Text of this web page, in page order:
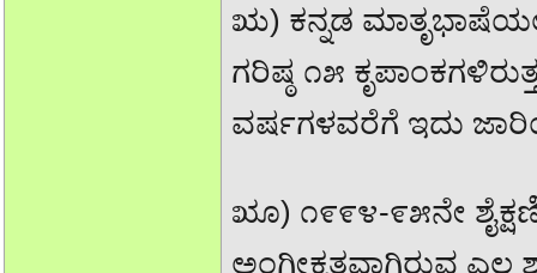
ಋ) ಕನ್ನಡ
ಗರಿಷ್ಠ ೧೫
ವರ್ಷಗಳವರೆಗೆ ಇದು
ೠ) ೧೯೯೪-೯೫ನೇ
ಅಂಗೀಕೃತವಾಗಿರುವ